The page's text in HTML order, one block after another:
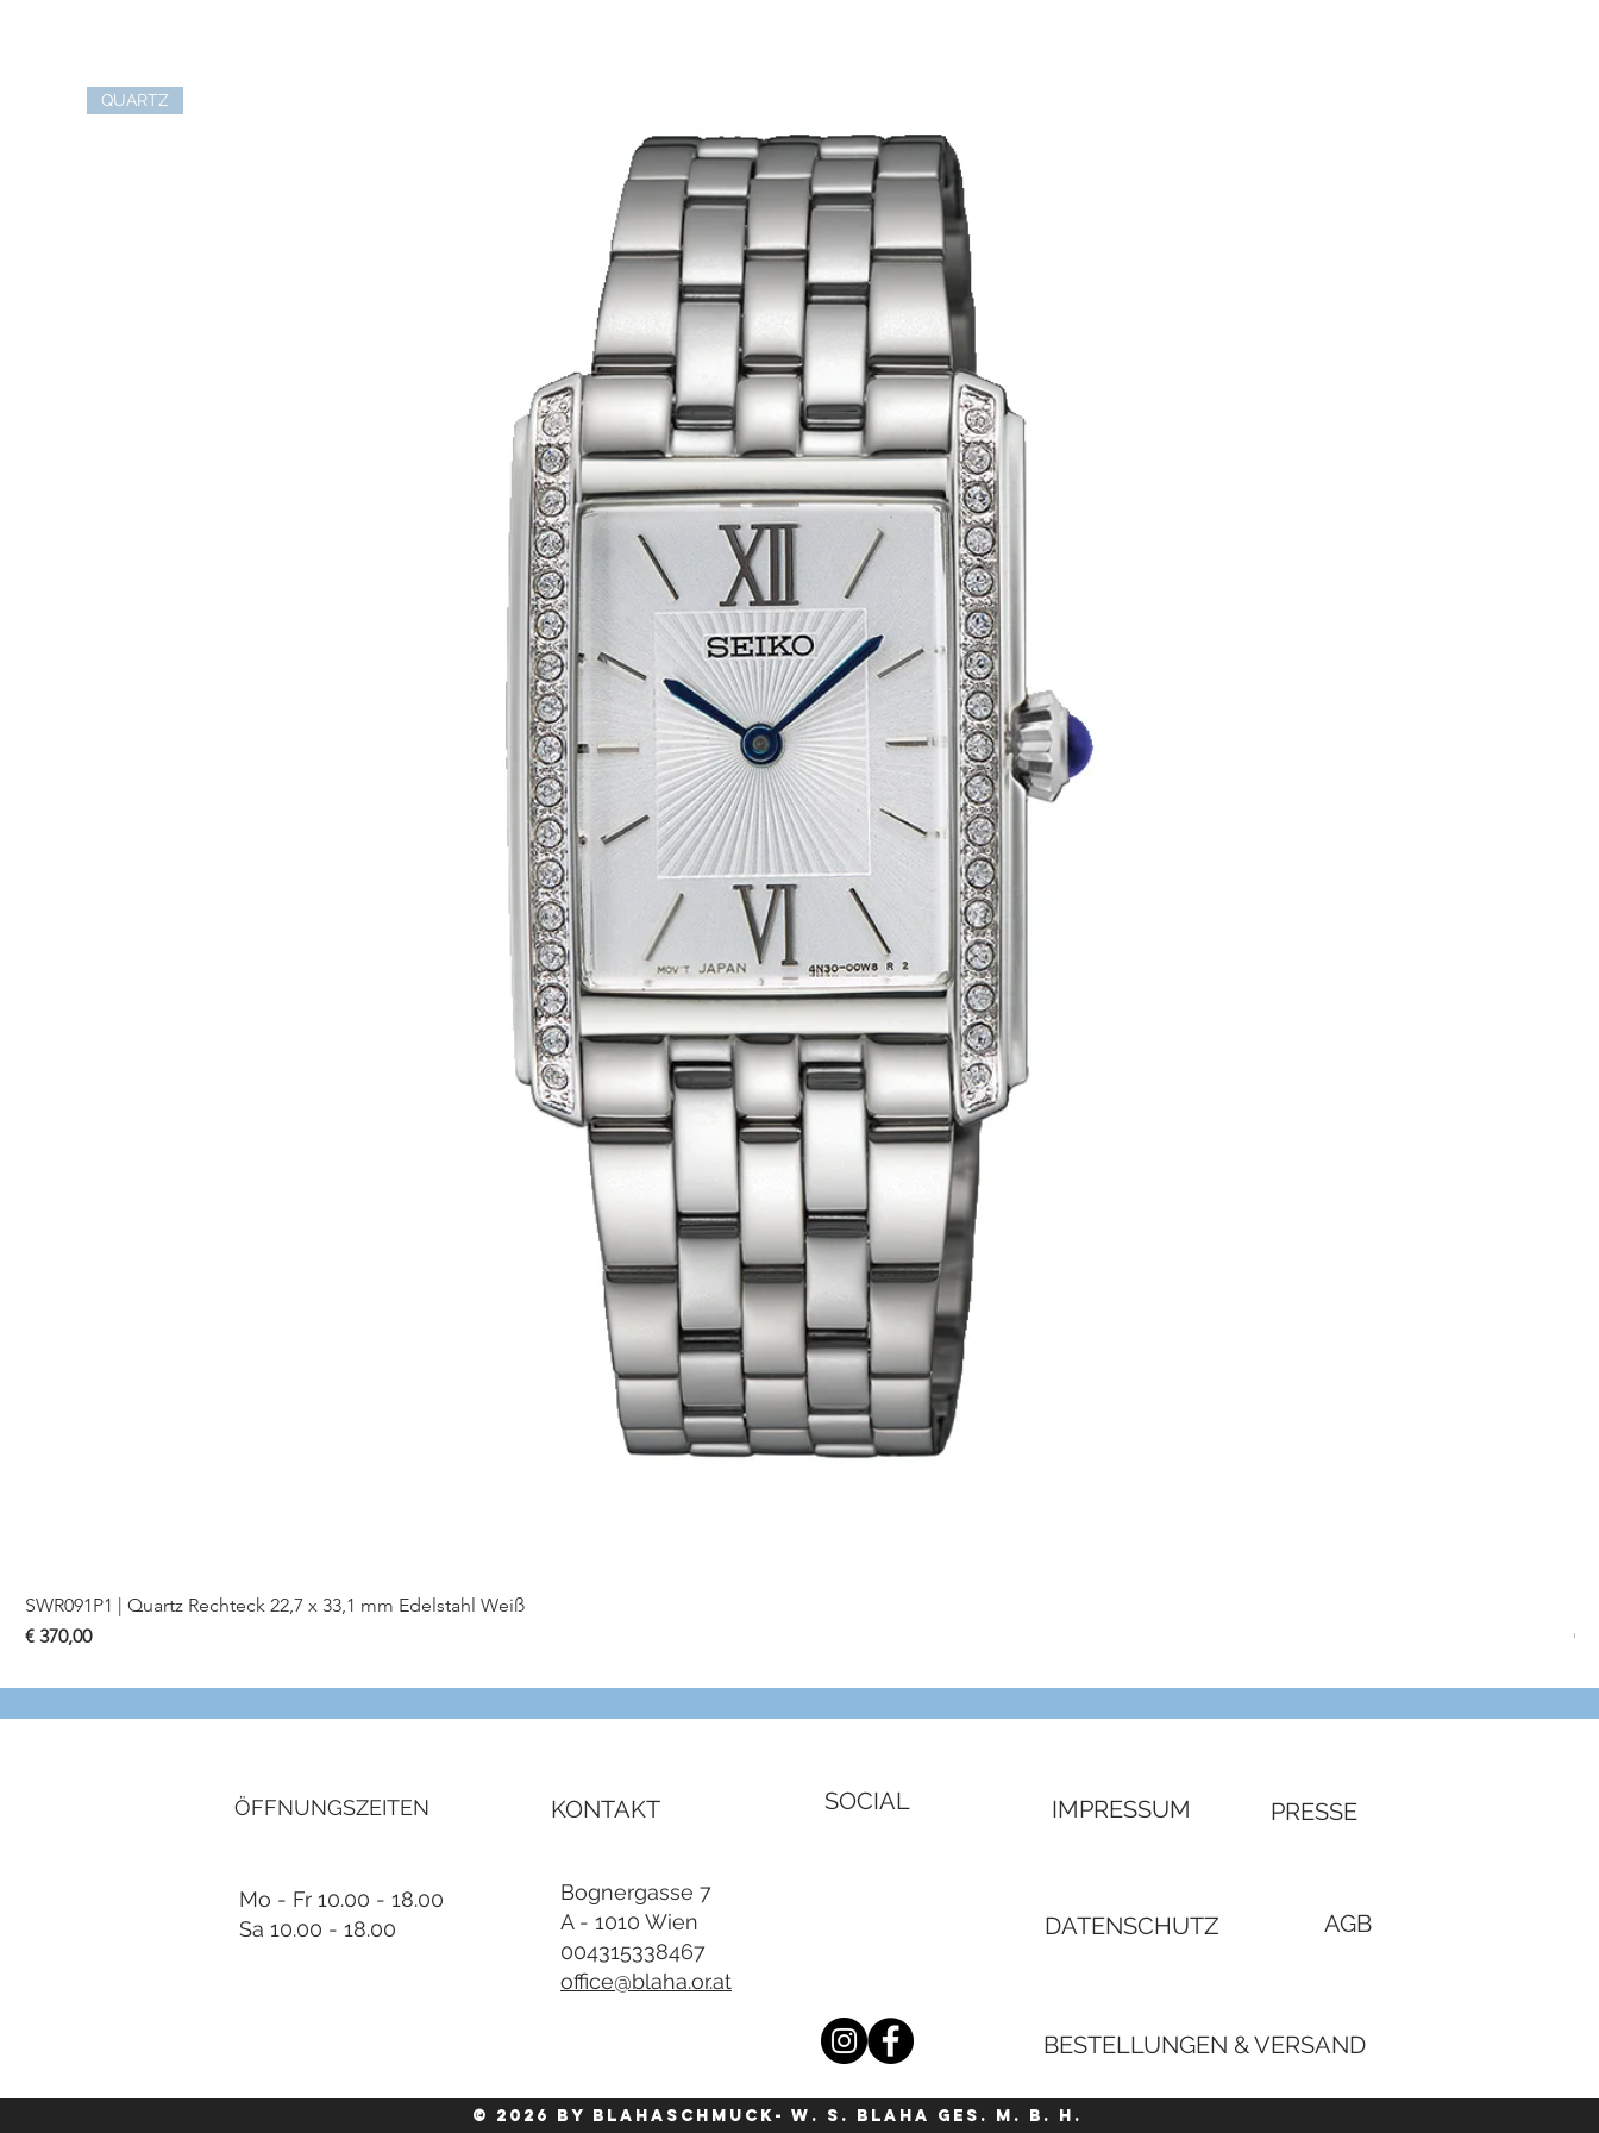
QUARTZ
SWR091P1 | Quartz Rechteck 22,7 x 33,1 mm Edelstahl Weiß
Preis
€ 370,00 €
ÖFFNUNGSZEITEN
Mo - Fr 10.00 - 18.00
Sa 10.00 - 18.00
KONTAKT SOCIAL
Bognergasse 7
A - 1010 Wien
004315338467
office@blaha.or.at
IMPRESSUM PRESSE
DATENSCHUTZ AGB
BESTELLUNGEN & VERSAND
© 2026 by blahaschmuck- W. S. Blaha Ges. m. b. H.